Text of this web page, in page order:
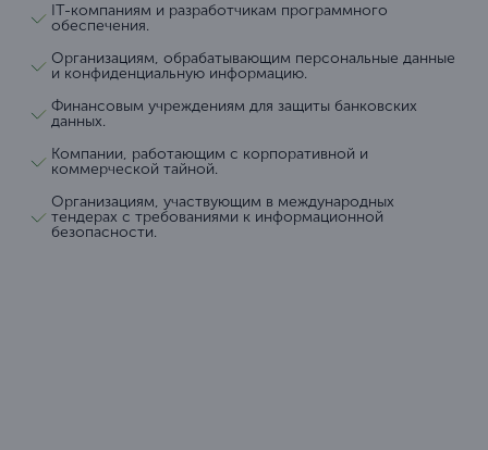
IT-компаниям и разработчикам программного
обеспечения.
Организациям, обрабатывающим персональные данные
и конфиденциальную информацию.
Финансовым учреждениям для защиты банковских
данных.
Компании, работающим с корпоративной и
коммерческой тайной.
Организациям, участвующим в международных
тендерах с требованиями к информационной
безопасности.